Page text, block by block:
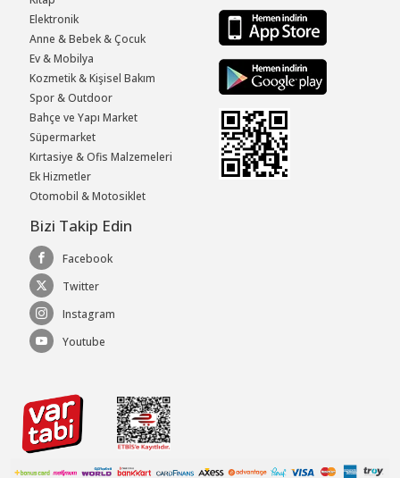
Elektronik
Anne & Bebek & Çocuk
Ev & Mobilya
Kozmetik & Kişisel Bakım
Spor & Outdoor
Bahçe ve Yapı Market
Süpermarket
Kırtasiye & Ofis Malzemeleri
Ek Hizmetler
Otomobil & Motosiklet
Bizi Takip Edin
Facebook
Twitter
Instagram
Youtube